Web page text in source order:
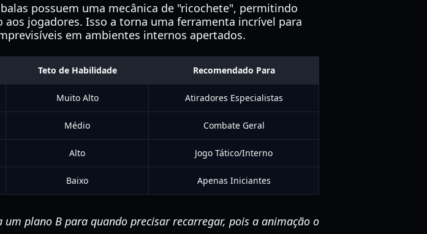
possuem uma mecânica de "ricochete", permitindo
jogadores. Isso a torna uma ferramenta incrível para
em ambientes internos apertados.
Teto de Habilidade Recomendado Para
Muito Alto Atiradores Especialistas
Médio Combate Geral
Alto Jogo Tático/Interno
Baixo Apenas Iniciantes
um plano B para quando precisar recarregar, pois a animação o